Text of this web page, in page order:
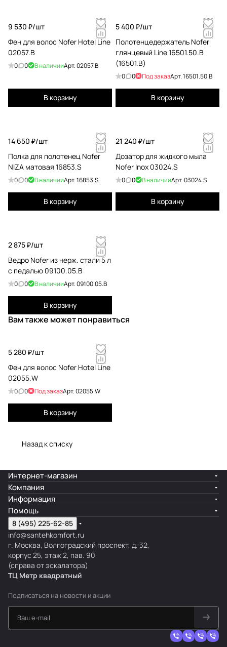
9 530 ₽/шт
Фен для волос Nofer Hotel Line
02057.В
0 0 В наличииАрт.02057.B
В корзину
5 400 ₽/шт
Полотенцедержатель Nofer
глянцевый Line 16501.50.B
(16501.B)
0 0 Под заказАрт.16501.50.B
В корзину
14 650 ₽/шт
Полка для полотенец Nofer
NIZA матовая 16853.S
0 0 В наличииАрт.16853.S
В корзину
21 240 ₽/шт
Дозатор для жидкого мыла
Nofer Inox 03024.S
0 0 В наличииАрт.03024.S
В корзину
2 875 ₽/шт
Ведро Nofer из нерж. стали 5 л
с педалью 09100.05.B
0 0 В наличииАрт.09100.05.B
В корзину
Вам также может понравиться
5 280 ₽/шт
Фен для волос Nofer Hotel Line
02055.W
0 0 Под заказАрт.02055.W
В корзину
Назад к списку
Интернет-магазин
Компания
Информация
Помощь
8 (495) 225-62-85
info@santehkomfort.ru
г. Москва, Волгоградский проспект, д. 32,
корпус 25, этаж 2, пав. 90
(справа от эскалатора)
ТЦ Метр квадратный
Подписаться на новости и акции